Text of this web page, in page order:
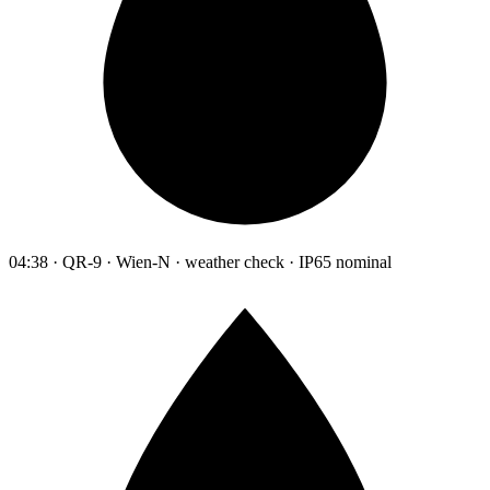
04:38 · QR-9 · Wien-N · weather check · IP65 nominal